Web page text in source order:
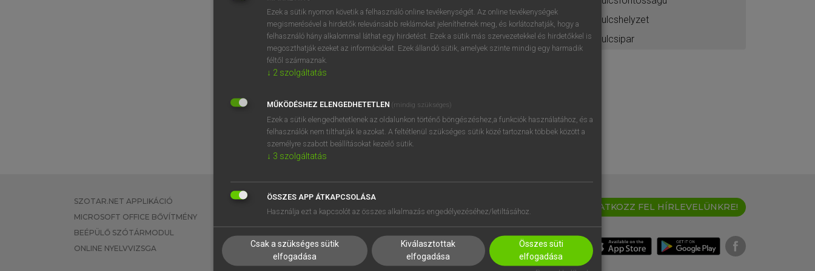
kulcshelyzet
kulcsipar
SZOTAR.NET APPLIKÁCIÓ
MICROSOFT OFFICE BŐVÍTMÉNY
BEÉPÜLŐ SZÓTÁRMODUL
ONLINE NYELVVIZSGA
EGYÉNI FELHASZNÁLÓKNAK
TANULÓKNAK
VÁLLALATI MEGOLDÁSOK
SÚGÓ
RÓLUNK
SÜTI BEÁLLÍTÁSOK
IRATKOZZ FEL HÍRLEVELÜNKRE!
Ezek a sütik nyomon követik a felhasználó online tevékenységét. Az online tevékenységek
megismerésével a hirdetők relevánsabb reklámokat jeleníthetnek meg, és korlátozhatják, hogy a
felhasználó hány alkalommal láthat egy hirdetést. Ezek a sütik más szervezetekkel és hirdetőkkel is
megoszthatják ezeket az információkat. Ezek állandó sütik, amelyek szinte mindig egy harmadik
féltől származnak.
↓ 2 szolgáltatás
MŰKÖDÉSHEZ ELENGEDHETETLEN (mindig szükséges)
Ezek a sütik elengedhetetlenek az oldalunkon történő böngészéshez,a funkciók használatához, és a
felhasználók nem tilthatják le azokat. A feltétlenül szükséges sütik közé tartoznak többek között a
személyre szabott beállításokat kezelő sütik.
↓ 3 szolgáltatás
ÖSSZES APP ÁTKAPCSOLÁSA
Használja ezt a kapcsolót az összes alkalmazás engedélyezéséhez/letiltásához.
Csak a szükséges sütik
elfogadása
Kiválasztottak
elfogadása
Összes süti
elfogadása